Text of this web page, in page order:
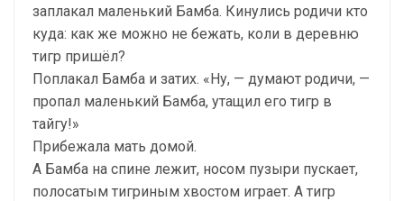
заплакал маленький Бамба. Кинулись родичи кто
куда: как же можно не бежать, коли в деревню
тигр пришёл?
Поплакал Бамба и затих. «Ну, — думают родичи, —
пропал маленький Бамба, утащил его тигр в
тайгу!»
Прибежала мать домой.
А Бамба на спине лежит, носом пузыри пускает,
полосатым тигриным хвостом играет. А тигр